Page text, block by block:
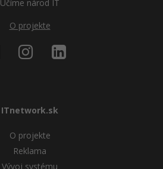
Učíme národ IT
O projekte
ITnetwork.sk
O projekte
Reklama
Vývoj systému